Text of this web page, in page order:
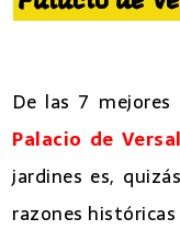
De las 7
Palacio de
jardines es,
razones